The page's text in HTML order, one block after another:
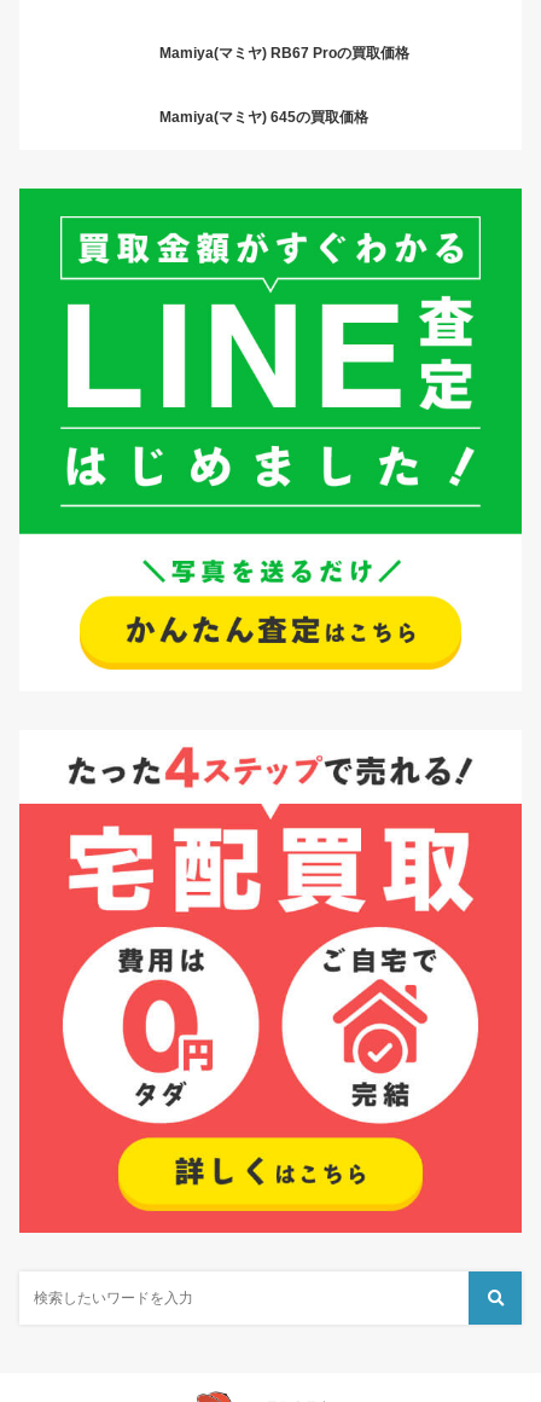
Mamiya(マミヤ) RB67 Proの買取価格
Mamiya(マミヤ) 645の買取価格